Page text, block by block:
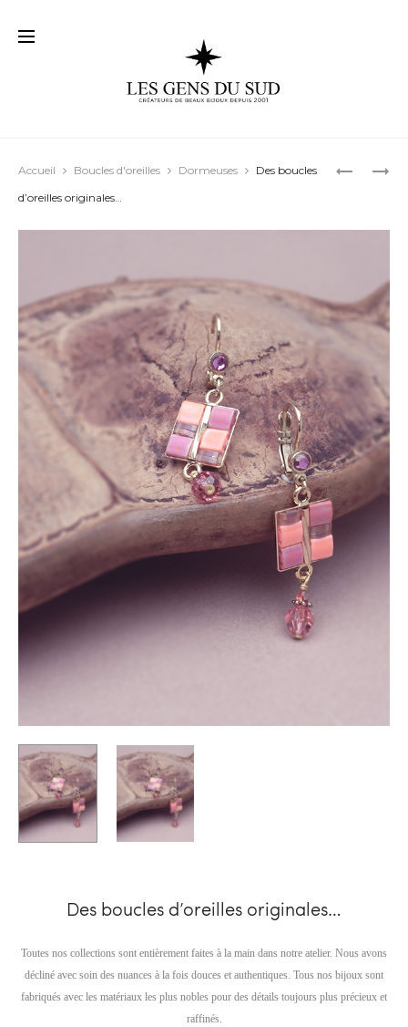
BOUCLES
POUR
Accueil Boucles d'oreilles Dormeuses
Des boucles
d’oreilles originales…
Des boucles d’oreilles originales…
Toutes nos collections sont entièrement faites à la main dans notre atelier. Nous avons
décliné avec soin des nuances à la fois douces et authentiques. Tous nos bijoux sont
fabriqués avec les matériaux les plus nobles pour des détails toujours plus précieux et
raffinés.